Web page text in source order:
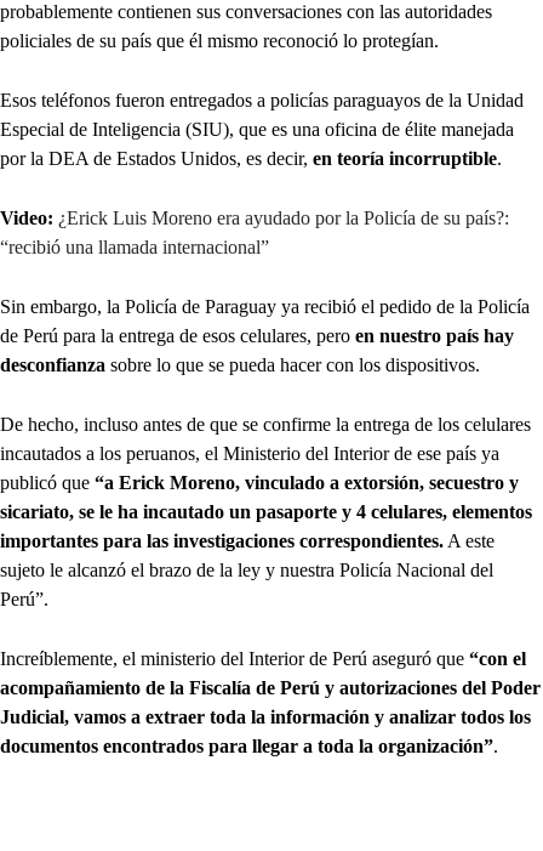
probablemente contienen sus conversaciones con las autoridades
policiales de su país que él mismo reconoció lo protegían.
Esos teléfonos fueron entregados a policías paraguayos de la Unidad
Especial de Inteligencia (SIU), que es una oficina de élite manejada
por la DEA de Estados Unidos, es decir, en teoría incorruptible.
Video: ¿Erick Luis Moreno era ayudado por la Policía de su país?:
“recibió una llamada internacional”
Sin embargo, la Policía de Paraguay ya recibió el pedido de la Policía
de Perú para la entrega de esos celulares, pero en nuestro país hay
desconfianza sobre lo que se pueda hacer con los dispositivos.
De hecho, incluso antes de que se confirme la entrega de los celulares
incautados a los peruanos, el Ministerio del Interior de ese país ya
publicó que “a Erick Moreno, vinculado a extorsión, secuestro y
sicariato, se le ha incautado un pasaporte y 4 celulares, elementos
importantes para las investigaciones correspondientes. A este
sujeto le alcanzó el brazo de la ley y nuestra Policía Nacional del
Perú”.
Increíblemente, el ministerio del Interior de Perú aseguró que “con el
acompañamiento de la Fiscalía de Perú y autorizaciones del Poder
Judicial, vamos a extraer toda la información y analizar todos los
documentos encontrados para llegar a toda la organización”.